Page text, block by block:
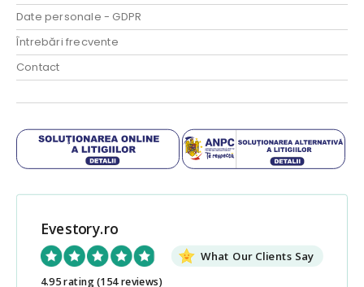
Date personale - GDPR
Întrebări frecvente
Contact
Evestory.ro
What Our Clients Say
4.95 rating(154 reviews)